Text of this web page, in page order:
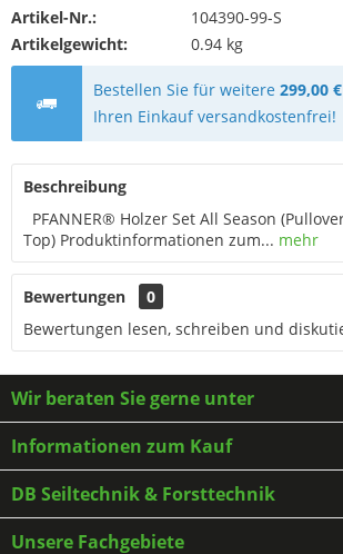
Artikel-Nr.:
104390-99-S
Artikelgewicht:
0.94 kg
Bestellen Sie für weitere299,00 €
Ihren Einkauf versandkostenfrei!
Beschreibung
PFANNER® Holzer Set All Season
Top) Produktinformationen zum... mehr
Bewertungen
0
Bewertungen lesen, schreiben und
Wir beraten Sie gerne unter
Informationen zum Kauf
DB Seiltechnik & Forsttechnik
Unsere Fachgebiete